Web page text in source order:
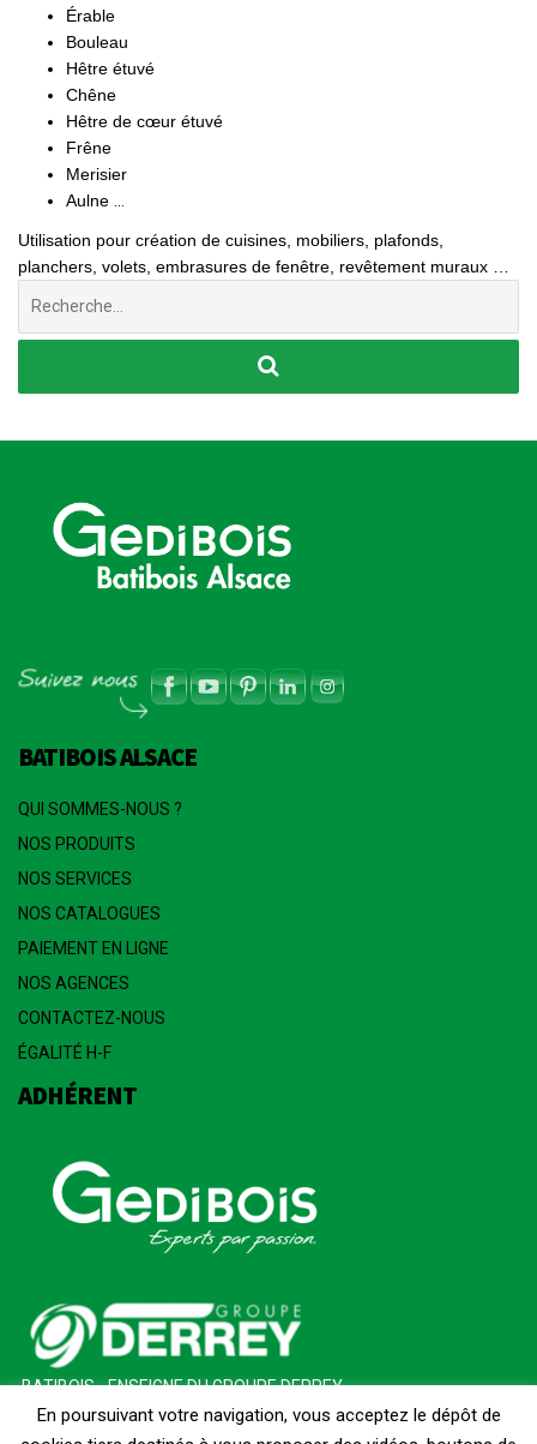
Érable
Bouleau
Hêtre étuvé
Chêne
Hêtre de cœur étuvé
Frêne
Merisier
Aulne
Utilisation pour création de cuisines, mobiliers, plafonds,
planchers, volets, embrasures de fenêtre, revêtement muraux …
BATIBOIS ALSACE
QUI SOMMES-NOUS ?
NOS PRODUITS
NOS SERVICES
NOS CATALOGUES
PAIEMENT EN LIGNE
NOS AGENCES
CONTACTEZ-NOUS
ÉGALITÉ H-F
ADHÉRENT
BATIBOIS - ENSEIGNE DU GROUPE DERREY
En poursuivant votre navigation, vous acceptez le dépôt de